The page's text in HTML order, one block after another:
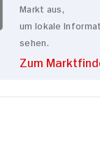
Markt aus,
um lokale
sehen.
Zum